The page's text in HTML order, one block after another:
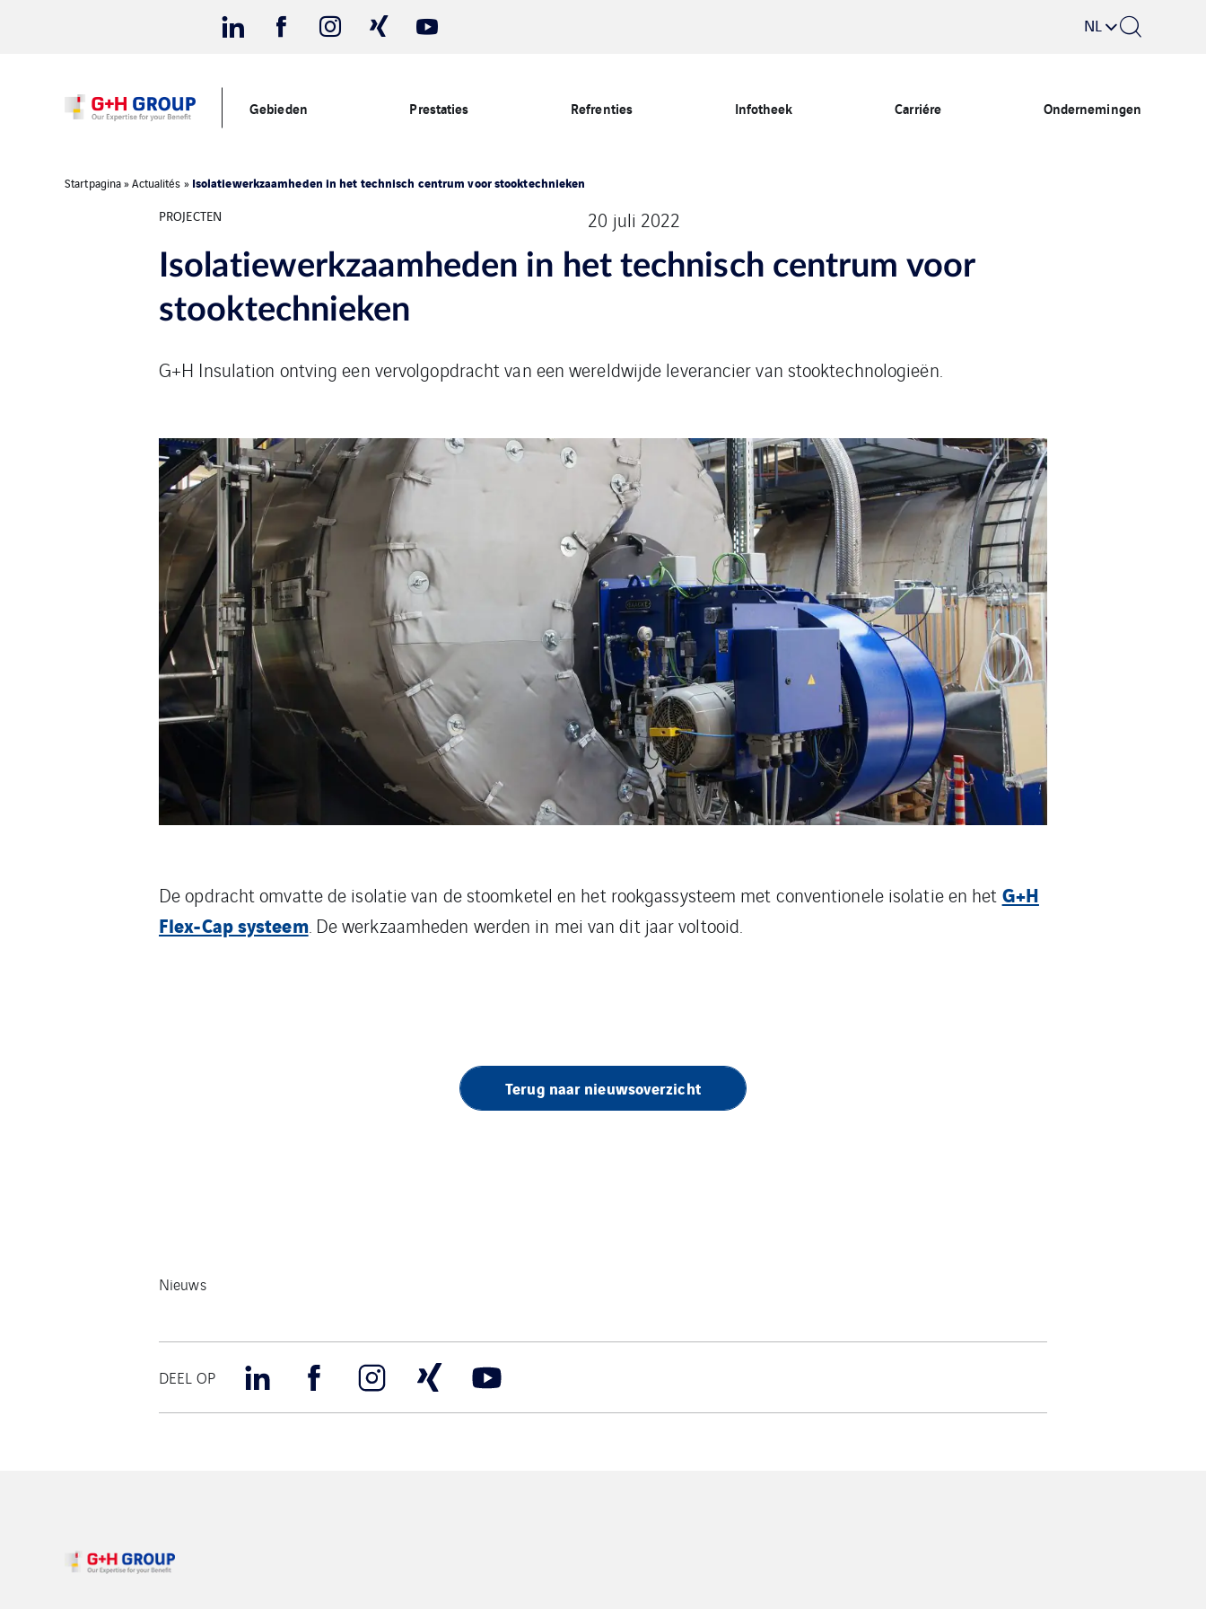
NL
Gebieden Prestaties Refrenties Infotheek Carriére Ondernemingen
Startpagina»Actualités » Isolatiewerkzaamheden in het technisch centrum voor stooktechnieken
PROJECTEN
20 juli 2022
Isolatiewerkzaamheden in het technisch centrum voor
stooktechnieken
G+H Insulation ontving een vervolgopdracht van een wereldwijde leverancier van stooktechnologieën.
De opdracht omvatte de isolatie van de stoomketel en het rookgassysteem met conventionele isolatie en het G+H
Flex-Cap systeem. De werkzaamheden werden in mei van dit jaar voltooid.
Terug naar nieuwsoverzicht
Nieuws
DEEL OP